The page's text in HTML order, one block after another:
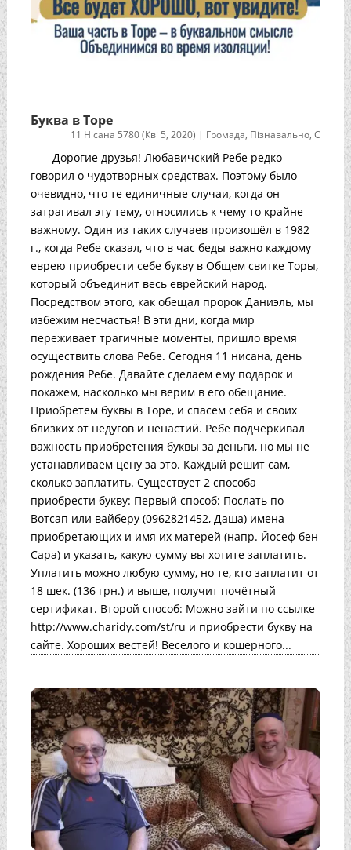
Буква в Торе
11 Нісана 5780 (Кві 5, 2020) | Громада, Пізнавально,С
Дорогие друзья! Любавичский Ребе редко
говорил о чудотворных средствах. Поэтому было
очевидно, что те единичные случаи, когда он
затрагивал эту тему, относились к чему то крайне
важному. Один из таких случаев произошёл в 1982
г., когда Ребе сказал, что в час беды важно каждому
еврею приобрести себе букву в Общем свитке Торы,
который объединит весь еврейский народ.
Посредством этого, как обещал пророк Даниэль, мы
избежим несчастья! В эти дни, когда мир
переживает трагичные моменты, пришло время
осуществить слова Ребе. Сегодня 11 нисана, день
рождения Ребе. Давайте сделаем ему подарок и
покажем, насколько мы верим в его обещание.
Приобретём буквы в Торе, и спасём себя и своих
близких от недугов и ненастий. Ребе подчеркивал
важность приобретения буквы за деньги, но мы не
устанавливаем цену за это. Каждый решит сам,
сколько заплатить. Существует 2 способа
приобрести букву: Первый способ: Послать по
Вотсап или вайберу (0962821452, Даша) имена
приобретающих и имя их матерей (напр. Йосеф бен
Сара) и указать, какую сумму вы хотите заплатить.
Уплатить можно любую сумму, но те, кто заплатит от
18 шек. (136 грн.) и выше, получит почётный
сертификат. Второй способ: Можно зайти по ссылке
http://www.charidy.com/st/ru и приобрести букву на
сайте. Хороших вестей! Веселого и кошерного...